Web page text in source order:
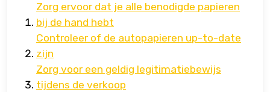
Zorg ervoor dat je alle benodigde papieren
bij de hand hebt
Controleer of de autopapieren up-to-date
zijn
Zorg voor een geldig legitimatiebewijs
tijdens de verkoop